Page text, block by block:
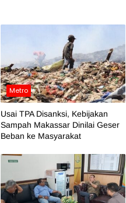
Metro
Usai TPA Disanksi, Kebijakan
Sampah Makassar Dinilai Geser
Beban ke Masyarakat